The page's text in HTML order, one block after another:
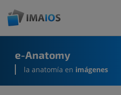
e-Anatomy
la anatomía en imágenes